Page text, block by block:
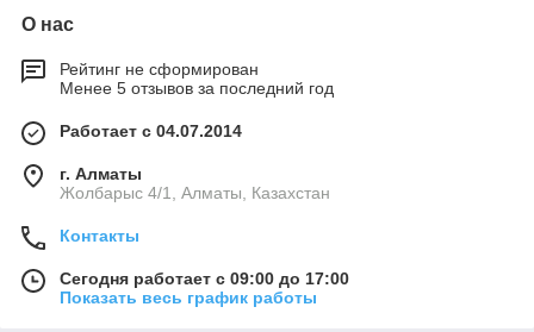
О нас
Рейтинг не сформирован
Менее 5 отзывов за последний год
Работает с 04.07.2014
г. Алматы
Жолбарыс 4/1, Алматы, Казахстан
Контакты
Сегодня работает с 09:00 до 17:00
Показать весь график работы